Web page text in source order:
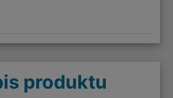
produktu